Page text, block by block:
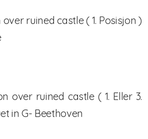
ruined castle ( 1. Posisjon )
over ruined castle ( 1. Eller 3.
in G- Beethoven